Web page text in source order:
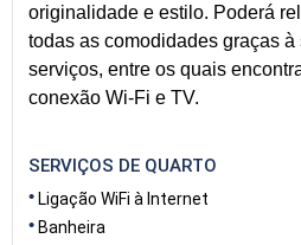
originalidade e estilo. Poderá
todas as comodidades graças
serviços, entre os quais
conexão Wi-Fi e TV.
SERVIÇOS DE QUARTO
Ligação WiFi à Internet
Banheira